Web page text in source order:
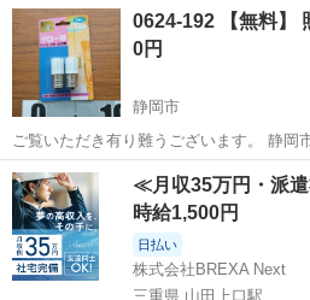
0624-192 【無料】
0円
静岡市
ご覧いただき有り難うございます。 静岡市とジモティーが連携して運
営しています。 粗⼤ごみ等の減量を⽬的
スしています。 ★★★★★ ご自宅にある不要品を是非ジモティースポ
ットへお持...
静岡 静岡市 照明器具 リユー
≪月収35万円・派
時給1,500円
日払い
株式会社BREXA Next
三重県 山田上口駅